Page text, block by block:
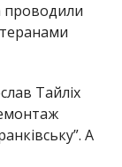
проводили
Тайліх
А